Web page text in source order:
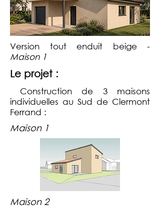
Version tout enduit beige -
Maison 1
Le projet :
Construction de 3 maisons
individuelles au Sud de Clermont
Ferrand :
Maison 1
Maison 2